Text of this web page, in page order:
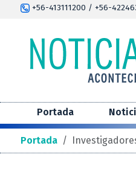
+56-413111200 / +56-
Portada
Portada /